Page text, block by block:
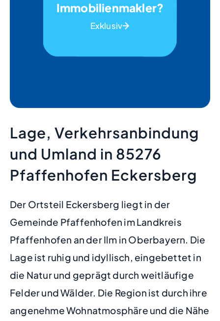
Immobilienmakler?
Exklusiv
Lage, Verkehrsanbindung
und Umland in 85276
Pfaffenhofen Eckersberg
Der Ortsteil Eckersberg liegt in der
Gemeinde Pfaffenhofen im Landkreis
Pfaffenhofen an der Ilm in Oberbayern. Die
Lage ist ruhig und idyllisch, eingebettet in
die Natur und geprägt durch weitläufige
Felder und Wälder. Die Region ist durch ihre
angenehme Wohnatmosphäre und die Nähe